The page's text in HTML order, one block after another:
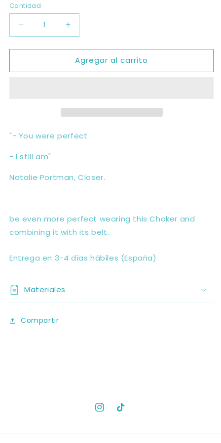
Cantidad
Reducir
cantidad
para
choker
Aumentar
cantidad
para
Natalie
choker
Agregar al carrito
"- You were perfect
- I still am"
Natalie Portman, Closer.
be even more perfect wearing this Choker and
combining it with its belt.
Entrega en 3-4 días hábiles (España)
Materiales
Compartir
Instagram
TikTok